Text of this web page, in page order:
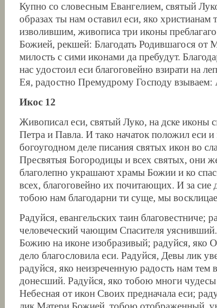
Купно со словесным Евангелием, святый
образах ты нам оставил еси, яко христианам
изволившим, живописа три иконы
Божией, рекшей: Благодать Родившагося от
милость с сими иконами да пребудут.
нас удостоил еси благоговейно взирати на
Ея, радостно Премудрому Господу взываем:
Икос 12
Живописал еси, святый Луко, на дске иконы
Петра и Павла. И тако начаток положил еси
богоугодном деле писания святых икон во
Пресвятыя Богородицы и всех святых, они
благолепно украшают храмы Божии и ко
всех, благоговейно их почитающих. И за сие
тобою нам благодарни ти суще, мы
Радуйся, евангельских таин благовестниче;
человеческий чающим Спасителя
Божию на иконе изобразивый; радуйся, яко
дело благословила еси. Радуйся, Девы лик
радуйся, яко неизреченную радость нам тем
донесший. Радуйся, яко тобою многи
Небесная от икон Своих предначала еси;